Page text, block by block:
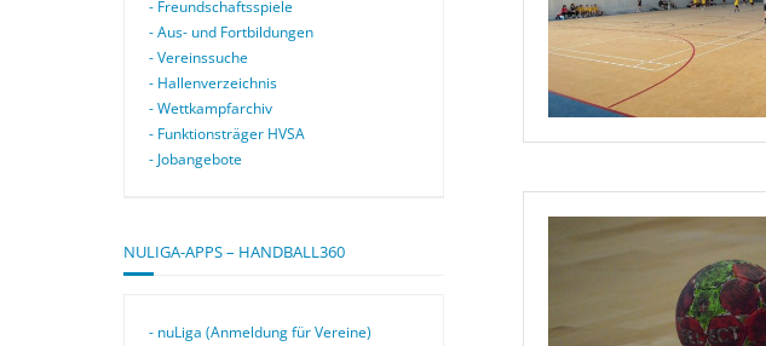
- Freundschaftsspiele
- Aus- und Fortbildungen
- Vereinssuche
- Hallenverzeichnis
- Wettkampfarchiv
- Funktionsträger HVSA
- Jobangebote
NULIGA-APPS – HANDBALL360
- nuLiga (Anmeldung für Vereine)